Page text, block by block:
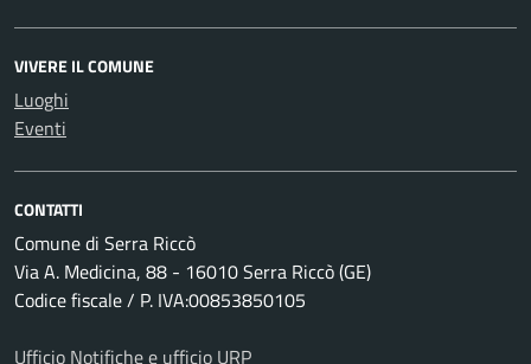
VIVERE IL COMUNE
Luoghi
Eventi
CONTATTI
Comune di Serra Riccò
Via A. Medicina, 88 - 16010 Serra Riccò (GE)
Codice fiscale / P. IVA:00853850105
Ufficio Notifiche e ufficio URP